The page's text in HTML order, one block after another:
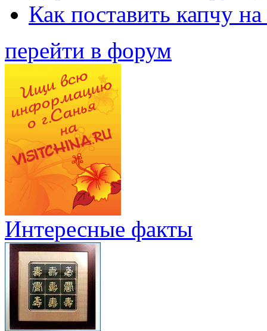
Как поставить капчу
перейти в форум
Интересные факты